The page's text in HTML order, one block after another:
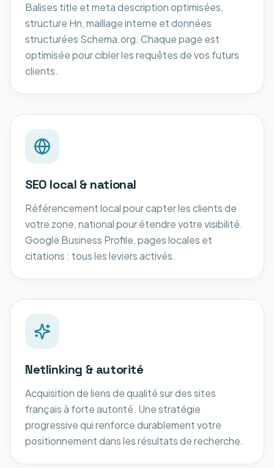
Balises title et meta description optimisées,
structure Hn, maillage interne et données
structurées Schema.org. Chaque page est
optimisée pour cibler les requêtes de vos futurs
clients.
SEO local & national
Référencement local pour capter les clients de
votre zone, national pour étendre votre visibilité.
Google Business Profile, pages locales et
citations : tous les leviers activés.
Netlinking & autorité
Acquisition de liens de qualité sur des sites
français à forte autorité. Une stratégie
progressive qui renforce durablement votre
positionnement dans les résultats de recherche.